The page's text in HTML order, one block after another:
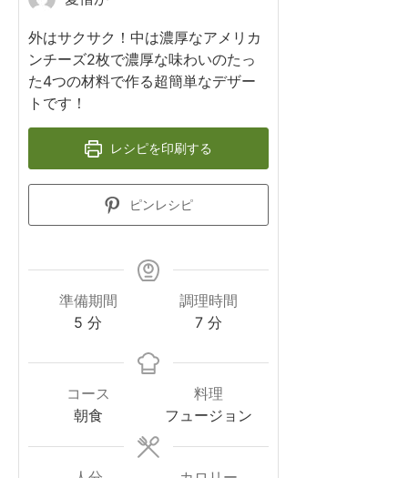
外はサクサク！中は濃厚なアメリカ
ンチーズ2枚で濃厚な味わいのたっ
た4つの材料で作る超簡単なデザー
トです！
レシピを印刷する
ピンレシピ
準備期間
5 議
録
分
調理時間
7議
録
分
コース
朝食
料理
フュージョン